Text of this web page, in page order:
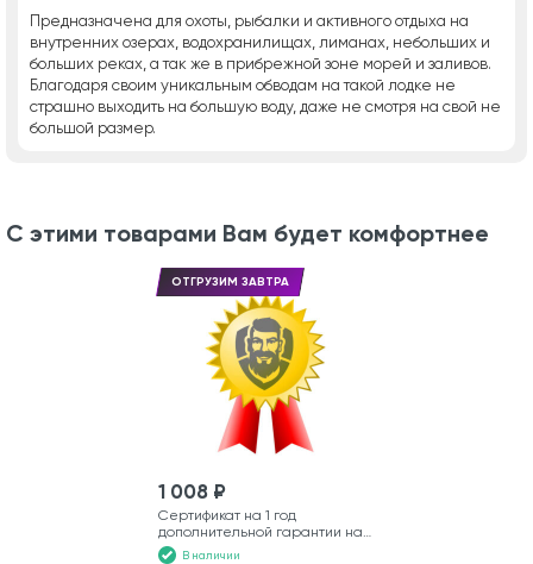
Предназначена для охоты, рыбалки и активного отдыха на
внутренних озерах, водохранилищах, лиманах, небольших и
больших реках, а так же в прибрежной зоне морей и заливов.
Благодаря своим уникальным обводам на такой лодке не
страшно выходить на большую воду, даже не смотря на свой не
большой размер.
С этими товарами Вам будет комфортнее
ОТГРУЗИМ ЗАВТРА
1 008 ₽
Сертификат на 1 год
дополнительной гарантии на
моторную лодку
В наличии